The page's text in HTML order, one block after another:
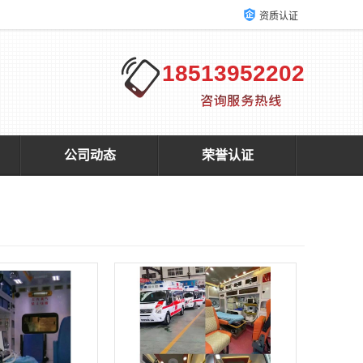
资质认证
18513952202
公司动态 荣誉认证